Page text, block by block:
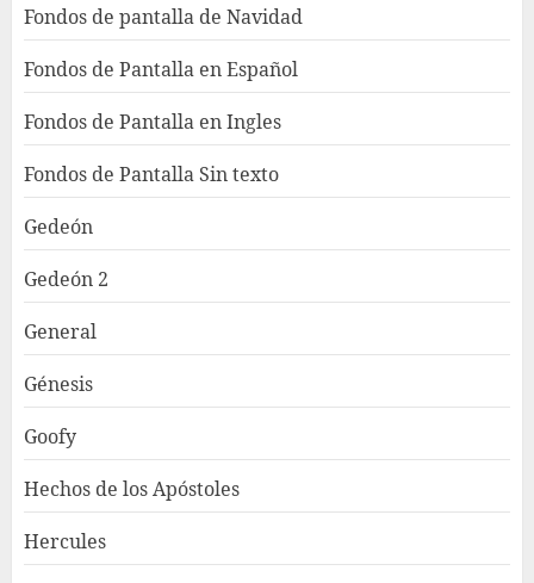
Fondos de pantalla de Navidad
Fondos de Pantalla en Español
Fondos de Pantalla en Ingles
Fondos de Pantalla Sin texto
Gedeón
Gedeón 2
General
Génesis
Goofy
Hechos de los Apóstoles
Hercules